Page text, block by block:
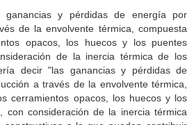
ganancias y pérdidas de energía por
de la envolvente térmica, compuesta
opacos, los huecos y los puentes
de la inercia térmica de los
decir "las ganancias y pérdidas de
a través de la envolvente térmica,
cerramientos opacos, los huecos y los
con consideración de la inercia térmica